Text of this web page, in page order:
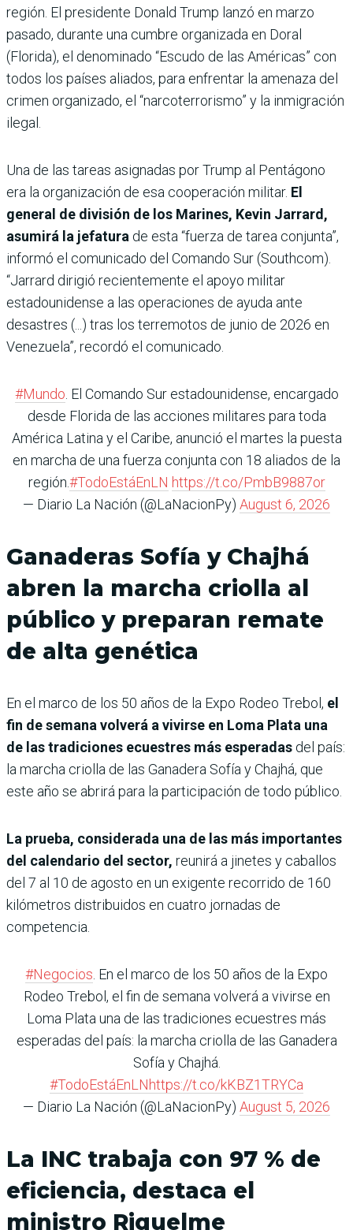
región. El presidente Donald Trump lanzó en marzo
pasado, durante una cumbre organizada en Doral
(Florida), el denominado “Escudo de las Américas” con
todos los países aliados, para enfrentar la amenaza del
crimen organizado, el “narcoterrorismo” y la inmigración
ilegal.
Una de las tareas asignadas por Trump al Pentágono
era la organización de esa cooperación militar. El
general de división de los Marines, Kevin Jarrard,
asumirá la jefatura de esta “fuerza de tarea conjunta”,
informó el comunicado del Comando Sur (Southcom).
“Jarrard dirigió recientemente el apoyo militar
estadounidense a las operaciones de ayuda ante
desastres (...) tras los terremotos de junio de 2026 en
Venezuela”, recordó el comunicado.
#Mundo. El Comando Sur estadounidense, encargado
desde Florida de las acciones militares para toda
América Latina y el Caribe, anunció el martes la puesta
en marcha de una fuerza conjunta con 18 aliados de la
región.#TodoEstáEnLN https://t.co/PmbB9887or
— Diario La Nación (@LaNacionPy) August 6, 2026
Ganaderas Sofía y Chajhá
abren la marcha criolla al
público y preparan remate
de alta genética
En el marco de los 50 años de la Expo Rodeo Trebol, el
fin de semana volverá a vivirse en Loma Plata una
de las tradiciones ecuestres más esperadas del país:
la marcha criolla de las Ganadera Sofía y Chajhá, que
este año se abrirá para la participación de todo público.
La prueba, considerada una de las más importantes
del calendario del sector, reunirá a jinetes y caballos
del 7 al 10 de agosto en un exigente recorrido de 160
kilómetros distribuidos en cuatro jornadas de
competencia.
#Negocios. En el marco de los 50 años de la Expo
Rodeo Trebol, el fin de semana volverá a vivirse en
Loma Plata una de las tradiciones ecuestres más
esperadas del país: la marcha criolla de las Ganadera
Sofía y Chajhá.
#TodoEstáEnLNhttps://t.co/kKBZ1TRYCa
— Diario La Nación (@LaNacionPy) August 5, 2026
La INC trabaja con 97 % de
eficiencia, destaca el
ministro Riquelme